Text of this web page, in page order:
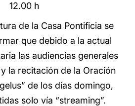
LATINE
12.00 h
de la Casa Pontificia se
que debido a la actual
las audiencias generales
la recitación de la Oración
de los días domingo,
solo vía “streaming”.